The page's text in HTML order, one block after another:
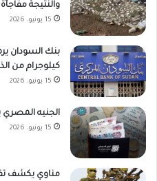
والنتيجة مفاجأة
15 يونيو، 2026
كيلوجرام من
15 يونيو، 2026
الجنيه المصري
15 يونيو، 2026
مناوي يكشف